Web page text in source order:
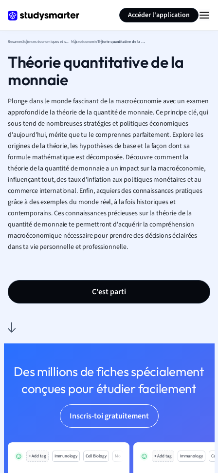
Accéder l'application
Resumes Sciences économiques et sociales Macroéconomie Théorie quantitative de la monnaie
Théorie quantitative de la
monnaie
Plonge dans le monde fascinant de la macroéconomie avec un examen
approfondi de la théorie de la quantité de monnaie. Ce principe clé, qui
sous-tend de nombreuses stratégies et politiques économiques
d'aujourd'hui, mérite que tu le comprennes parfaitement. Explore les
origines de la théorie, les hypothèses de base et la façon dont sa
formule mathématique est décomposée. Découvre comment la
théorie de la quantité de monnaie a un impact sur la macroéconomie,
influençant tout, des taux d'inflation aux politiques monétaires et au
commerce international. Enfin, acquiers des connaissances pratiques
grâce à des exemples du monde réel, à la fois historiques et
contemporains. Ces connaissances précieuses sur la théorie de la
quantité de monnaie te permettront d'acquérir la compréhension
macroéconomique nécessaire pour prendre des décisions éclairées
dans ta vie personnelle et professionnelle.
C'est parti
Des millions de fiches spécialement
conçues pour étudier facilement
Inscris-toi gratuitement
+ Add tag Immunology Cell Biology Mo + Add tag Immunology
Résumer la page